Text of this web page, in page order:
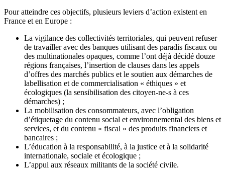
Pour atteindre ces objectifs, plusieurs leviers d’action existent en
France et en Europe :
La vigilance des collectivités territoriales, qui peuvent refuser
de travailler avec des banques utilisant des paradis fiscaux ou
des multinationales opaques, comme l’ont déjà décidé douze
régions françaises, l’insertion de clauses dans les appels
d’offres des marchés publics et le soutien aux démarches de
labellisation et de commercialisation « éthiques » et
écologiques (la sensibilisation des citoyen-ne-s à ces
démarches) ;
La mobilisation des consommateurs, avec l’obligation
d’étiquetage du contenu social et environnemental des biens et
services, et du contenu « fiscal » des produits financiers et
bancaires ;
L’éducation à la responsabilité, à la justice et à la solidarité
internationale, sociale et écologique ;
L’appui aux réseaux militants de la société civile.